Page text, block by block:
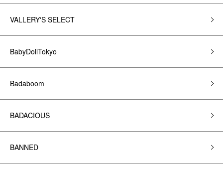
VALLERY'S SELECT
BabyDollTokyo
Badaboom
BADACIOUS
BANNED